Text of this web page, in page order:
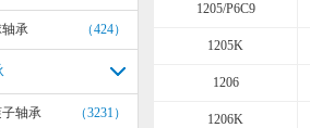
承 （424）
子轴承 （3231）
1205/P6C9
1205K
1206
1206K